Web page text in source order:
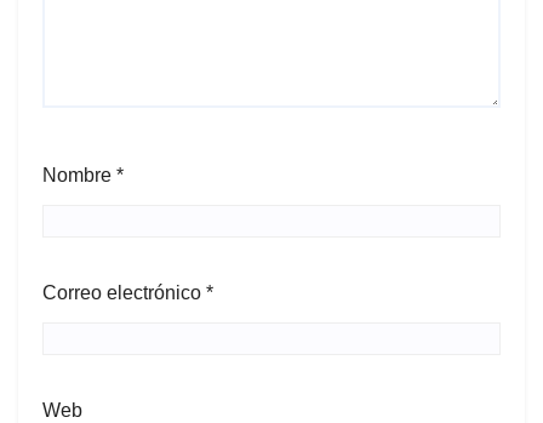
Nombre *
Correo electrónico *
Web